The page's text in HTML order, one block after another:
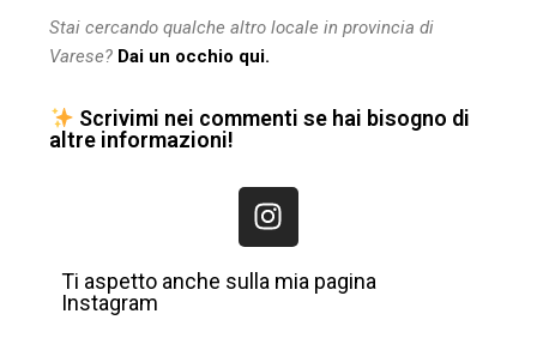
Stai cercando qualche altro locale in provincia di
Varese? Dai un occhio qui.
Scrivimi nei commenti se hai bisogno di
altre informazioni!
Ti aspetto anche sulla mia pagina
Instagram